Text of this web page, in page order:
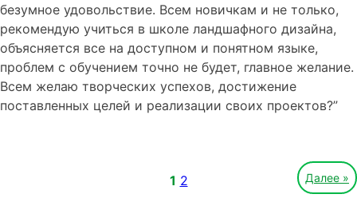
безумное удовольствие. Всем новичкам и не только,
рекомендую учиться в школе ландшафного дизайна,
объясняется все на доступном и понятном языке,
проблем с обучением точно не будет, главное желание.
Всем желаю творческих успехов, достижение
поставленных целей и реализации своих проектов?”
1 2 Далее »